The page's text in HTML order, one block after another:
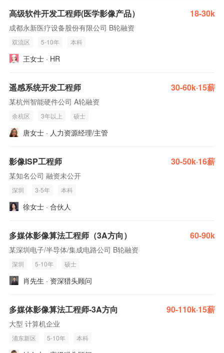
高级软件开发工程师(医学影像产品） 18-30k
成都永新医疗设备股份有限公司 B轮融资
双流区 5-10年 本科
王女士 · HR
遥感系统开发工程师 30-60k·15薪
某杭州智能硬件公司 A轮融资
余杭区 3年以上 硕士
唐女士 · 人力资源经理/主管
影像ISP工程师 30-50k·16薪
某知名公司 融资未公开
深圳 3-5年 本科
徐女士 · 合伙人
多媒体影像算法工程师（3A方向） 60-90k
某深圳电子/半导体/集成电路公司 B轮融资
深圳 5-10年 硕士
肖先生 · 资深猎头顾问
多媒体影像算法工程师-3A方向 90-110k·15薪
大型 计算机企业
浦东新区 5-10年 本科